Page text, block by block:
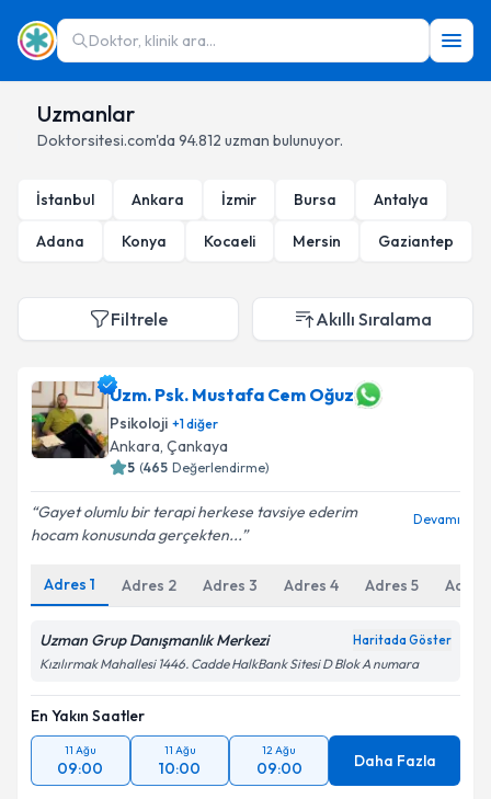
Doktor, klinik ara...
Uzmanlar
Doktorsitesi.com'da 94.812 uzman bulunuyor.
İstanbul Ankara İzmir Bursa Antalya
Adana Konya Kocaeli Mersin Gaziantep
Filtrele Akıllı Sıralama
Uzm. Psk. Mustafa Cem Oğuz
Psikoloji +1diğer
Ankara, Çankaya
5 (465 Değerlendirme)
Gayet olumlu bir terapi herkese tavsiye ederim
hocam konusunda gerçekten...
Devamı
Adres 1 Adres 2 Adres 3 Adres 4 Adres 5 Adres
Uzman Grup Danışmanlık Merkezi Haritada Göster
Kızılırmak Mahallesi 1446. Cadde HalkBank Sitesi D Blok A numara
En Yakın Saatler
11 Ağu
09:00
11 Ağu
10:00
12 Ağu
09:00 Daha Fazla